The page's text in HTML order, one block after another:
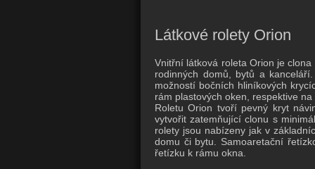
Látkové rolety Orion
Vnitřní látková roleta Orion je
rodinných domů, bytů a
možností bočních hliníkových
rám plastových oken, respektive
Roletu Orion tvoří pevný kryt
vytvořit zatemňující clonu s
rolety jsou nabízeny jak v
domu či bytu. Samoaretační
řetízku k rámu okna.